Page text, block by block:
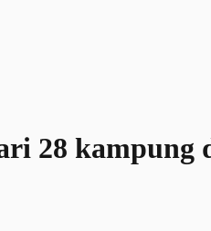
28 kampung